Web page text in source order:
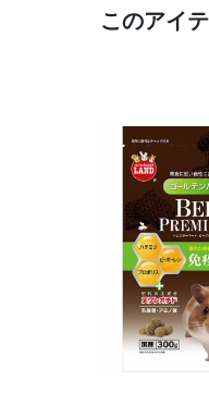
このアイ